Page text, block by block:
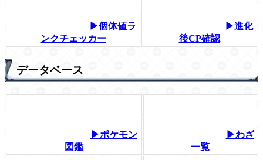
▶個体値ラ
ンクチェッカー
▶進化
後CP確認
データベース
▶ポケモン
図鑑
▶わざ
一覧